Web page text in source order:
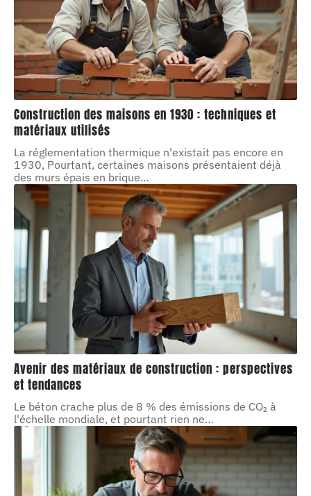
Construction des maisons en 1930 : techniques et
matériaux utilisés
La réglementation thermique n'existait pas encore en
1930, Pourtant, certaines maisons présentaient déjà
des murs épais en brique…
Avenir des matériaux de construction : perspectives
et tendances
Le béton crache plus de 8 % des émissions de CO₂ à
l'échelle mondiale, et pourtant rien ne…